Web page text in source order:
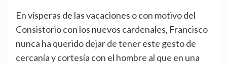
En vísperas de las vacaciones o con motivo del
Consistorio con los nuevos cardenales, Francisco
nunca ha querido dejar de tener este gesto de
cercanía y cortesía con el hombre al que en una